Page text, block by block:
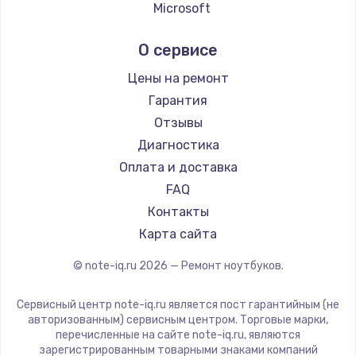
Ремонт ноутбуков Echips
Ремонт ноутбуков Predator
Ремонт ноутбуков iru
Ремонт ноутбуков Machenike
Ремонт ноутбуков DEXP
Ремонт ноутбуков Teclast
Ремонт ноутбуков CHUWI
Ремонт ноутбуков Colorful
Microsoft
Aquarius
Gigabyte
Aorus
Maibenben
Getac
Epson
Philips
LG
Panasonic
ZTE
Hiper
О сервисе
Цены на ремонт
Гарантия
Отзывы
Диагностика
Оплата и доставка
FAQ
Контакты
Карта сайта
© note-iq.ru 2026 — Ремонт ноутбуков.
Сервисный центр note-iq.ru является пост гарантийным (не
авторизованным) сервисным центром. Торговые марки,
перечисленные на сайте note-iq.ru, являются
зарегистрированным товарными знаками компаний